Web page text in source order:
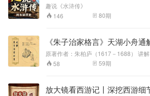
趣说《水浒传》
146
80期
《朱子治家格言》天湖小舟通
原著作者：朱柏庐（1617－1688） 讲解：天湖小舟（公益讲堂） 《朱子家训》从治家的角度谈了安全、卫生、勤俭、有备、饮食、
省、向善、纳税、为官、顺应、安分、
58 59期
放大镜看西游记丨深挖西游细